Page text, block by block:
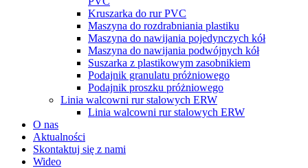
Kruszarka do rur PVC
Maszyna do rozdrabniania plastiku
Maszyna do nawijania pojedynczych kół
Maszyna do nawijania podwójnych kół
Suszarka z plastikowym zasobnikiem
Podajnik granulatu próżniowego
Podajnik proszku próżniowego
Linia walcowni rur stalowych ERW
Linia walcowni rur stalowych ERW
O nas
Aktualności
Skontaktuj się z nami
Wideo